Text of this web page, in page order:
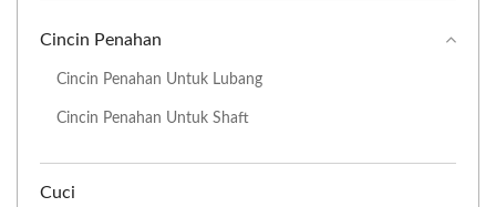
Cincin Penahan
Cincin Penahan Untuk Lubang
Cincin Penahan Untuk Shaft
Cuci